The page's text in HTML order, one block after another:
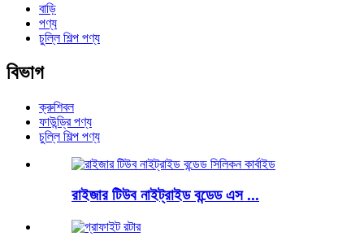
বাড়ি
পণ্য
চুল্লি শিল্প পণ্য
বিভাগ
ক্রুশিবল
ফাউন্ড্রি পণ্য
চুল্লি শিল্প পণ্য
রাইজার টিউব নাইট্রাইড বন্ডেড এস ...